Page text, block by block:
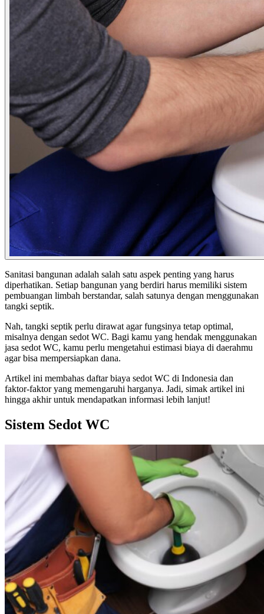
Sanitasi bangunan adalah salah satu aspek penting yang harus
diperhatikan. Setiap bangunan yang berdiri harus memiliki sistem
pembuangan limbah berstandar, salah satunya dengan menggunakan
tangki septik.
Nah, tangki septik perlu dirawat agar fungsinya tetap optimal,
misalnya dengan sedot WC. Bagi kamu yang hendak menggunakan
jasa sedot WC, kamu perlu mengetahui estimasi biaya di daerahmu
agar bisa mempersiapkan dana.
Artikel ini membahas daftar biaya sedot WC di Indonesia dan
faktor-faktor yang memengaruhi harganya. Jadi, simak artikel ini
hingga akhir untuk mendapatkan informasi lebih lanjut!
Sistem Sedot WC